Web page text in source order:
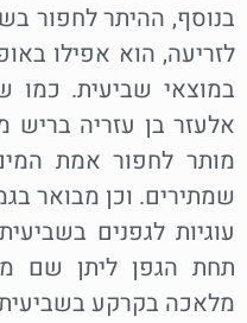
בנוסף, ההיתר לחפור
לזריעה, הוא אפילו
במוצאי שביעית. כמו
אלעזר בן עזריה
מותר לחפור אמת
שמתירים. וכן מבואר
עוגיות לגפנים
תחת הגפן ליתן שם
מלאכה בקרקע